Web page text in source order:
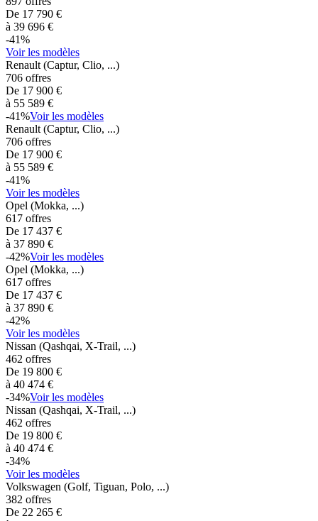
De 17 790 €
à 39 696 €
-41%
Voir les modèles
Renault (Captur, Clio, ...)
706 offres
De 17 900 €
à 55 589 €
-41%Voir les modèles
Renault (Captur, Clio, ...)
706 offres
De 17 900 €
à 55 589 €
-41%
Voir les modèles
Opel (Mokka, ...)
617 offres
De 17 437 €
à 37 890 €
-42%Voir les modèles
Opel (Mokka, ...)
617 offres
De 17 437 €
à 37 890 €
-42%
Voir les modèles
Nissan (Qashqai, X-Trail, ...)
462 offres
De 19 800 €
à 40 474 €
-34%Voir les modèles
Nissan (Qashqai, X-Trail, ...)
462 offres
De 19 800 €
à 40 474 €
-34%
Voir les modèles
Volkswagen (Golf, Tiguan, Polo, ...)
382 offres
De 22 265 €